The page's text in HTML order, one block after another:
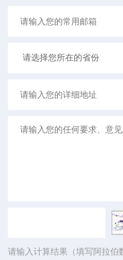
请输入计算结果（填写阿拉伯